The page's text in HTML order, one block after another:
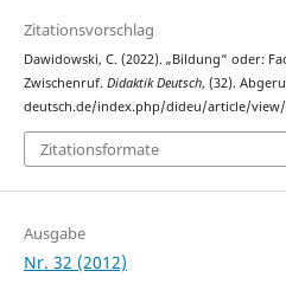
Zitationsvorschlag
Dawidowski, C. (2022). „Bildung“ oder:
Zwischenruf. Didaktik Deutsch, (32).
deutsch.de/index.php/dideu/article/view/
Zitationsformate
Ausgabe
Nr. 32 (2012)